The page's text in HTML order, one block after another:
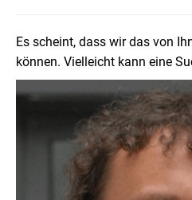
Es scheint, dass wir das von
können. Vielleicht kann eine